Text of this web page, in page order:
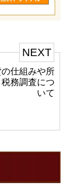
NEXT
仕組みや所
務調査につ
いて